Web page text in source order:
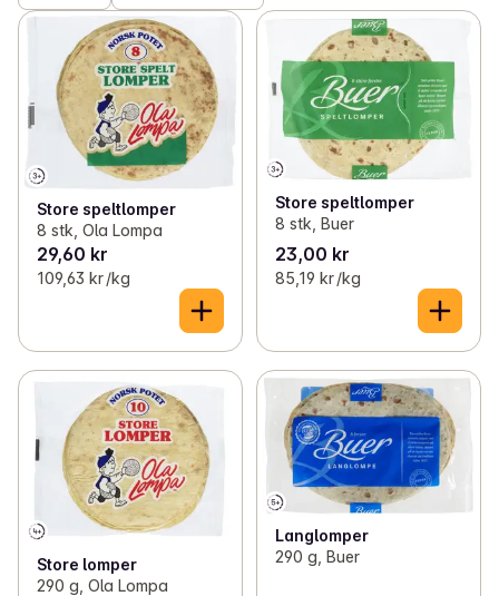
Kaker (45)
Småbakst (15)
✓ Lomper, pølse- og hamburgerbrød(26)
✓ Fryst og langtidsholdbar (119)
✓ Brød til middag
✓ Kjeks til ost
(81)
✓ Deiger og bunner (11)
Påsmurte lefser (8)
Lompe(8)
Pølsebrød (7)
✓ Burgerbrød (10)
Store speltlomper
8 stk, Ola Lompa
29,60 kr
109,63 kr /kg
Store speltlomper
8 stk, Buer
23,00 kr
85,19 kr /kg
Store lomper
290 g, Ola Lompa
Langlomper
290 g, Buer